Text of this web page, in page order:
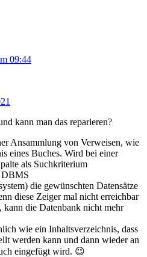
09:44
kann man das reparieren?
Ansammlung von Verweisen, wie
eines Buches. Wird bei einer
als Suchkriterium
DBMS
die gewünschten Datensätze
diese Zeiger mal nicht erreichbar
kann die Datenbank nicht mehr
wie ein Inhaltsverzeichnis, dass
werden kann und dann wieder an
eingefügt wird. 😉